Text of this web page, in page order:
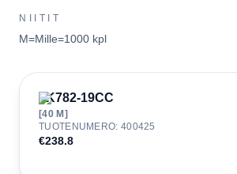
NIITIT
M=Mille=1000 kpl
JK782-19CC
[40M]
TUOTENUMERO: 400425
€238.8